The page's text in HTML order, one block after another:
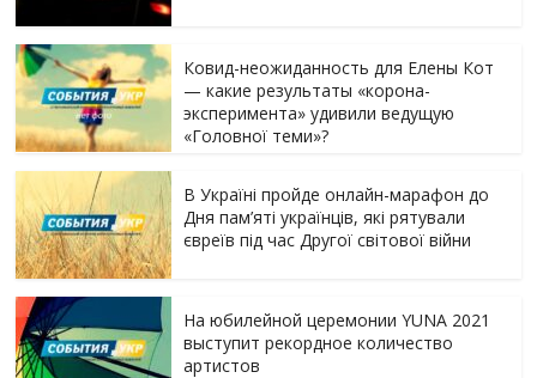
Ковид-неожиданность для Елены Кот
— какие результаты «корона-
эксперимента» удивили ведущую
«Головної теми»?
В Україні пройде онлайн-марафон до
Дня пам’яті українців, які рятували
євреїв під час Другої світової війни
На юбилейной церемонии YUNA 2021
выступит рекордное количество
артистов